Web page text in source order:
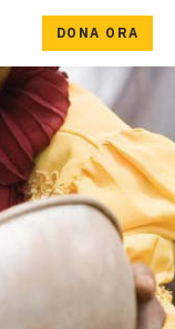
DONA ORA